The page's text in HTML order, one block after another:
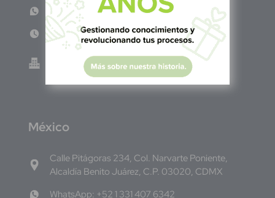
WhatsApp: +503 7687 3923
Lun - Vie 8:00am - 5:00pm
Green Know S.A de C.V - El Salvador 0614-
220118-102-0
México
Calle Pitágoras 234, Col. Narvarte Poniente,
Alcaldía Benito Juárez, C.P. 03020, CDMX
WhatsApp: +52 1 331 407 6342